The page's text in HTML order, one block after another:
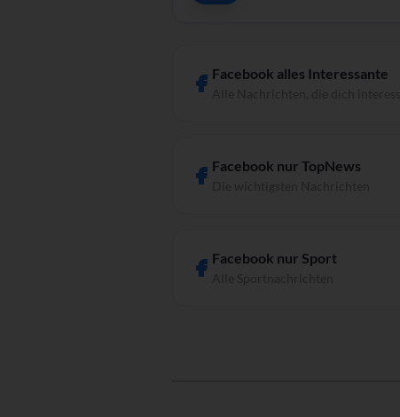
Facebook alles Interessante
Facebook nur TopNews
Facebook nur Sport